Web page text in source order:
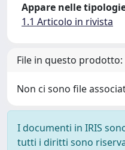
Appare nelle
1.1 Articolo in rivista
File in questo prodotto:
Non ci sono file
I documenti in IRIS
tutti i diritti sono